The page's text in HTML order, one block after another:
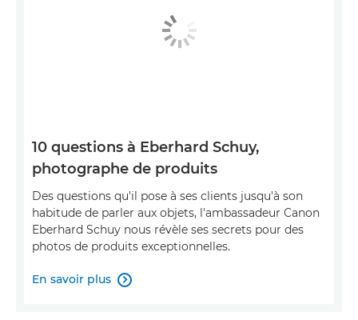
10 questions à Eberhard Schuy,
photographe de produits
Des questions qu'il pose à ses clients jusqu'à son
habitude de parler aux objets, l'ambassadeur Canon
Eberhard Schuy nous révèle ses secrets pour des
photos de produits exceptionnelles.
En savoir plus 